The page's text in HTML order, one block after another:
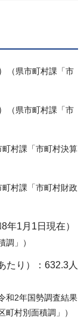
（県市町村課「市
（県市町村課「市
町村課「市町村決算
町村課「市町村財政
年1月1日現在）
調」）
たり）：632.3人
和2年国勢調査結果
村別面積調」）